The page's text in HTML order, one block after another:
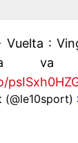
Vuelta :
va